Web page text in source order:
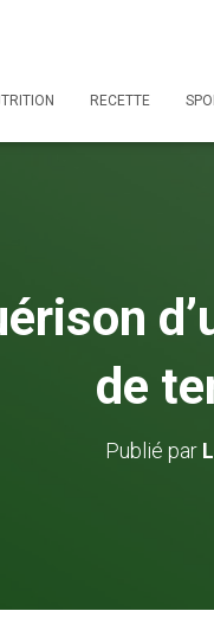
RECETTE
de
Publié par